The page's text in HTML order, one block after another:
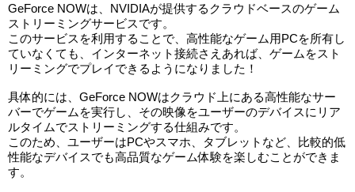
GeForce NOWは、NVIDIAが提供するクラウドベースのゲーム
ストリーミングサービスです。
このサービスを利用することで、高性能なゲーム用PCを所有し
ていなくても、インターネット接続さえあれば、ゲームをスト
リーミングでプレイできるようになりました！
具体的には、GeForce NOWはクラウド上にある高性能なサー
バーでゲームを実行し、その映像をユーザーのデバイスにリア
ルタイムでストリーミングする仕組みです。
このため、ユーザーはPCやスマホ、タブレットなど、比較的低
性能なデバイスでも高品質なゲーム体験を楽しむことができま
す。